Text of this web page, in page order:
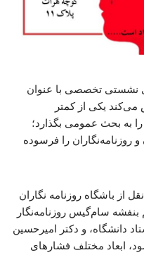
نشستی تخصصی با عنوان
می‌کند یکی از کمتر
به بحث عمومی بگذارد؛
روزنامه‌نگاران را فرسوده
از باشگاه روزنامه نگاران
سام‌گیس روزنامه‌نگار
دانشگاه، و دکتر امیرحسین
ابعاد مختلف فشارهای